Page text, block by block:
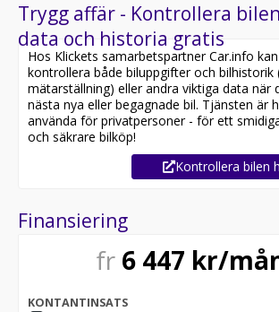
Trygg affär - Kontrollera
data och historia gratis
Hos Klickets samarbetspartner Car.info
kontrollera både biluppgifter och bilhistorik
mätarställning) eller andra viktiga data när
nästa nya eller begagnade bil. Tjänsten är
använda för privatpersoner - för ett
och säkrare bilköp!
Kontrollera bilen
Finansiering
fr 6 447 kr/
KONTANTINSATS